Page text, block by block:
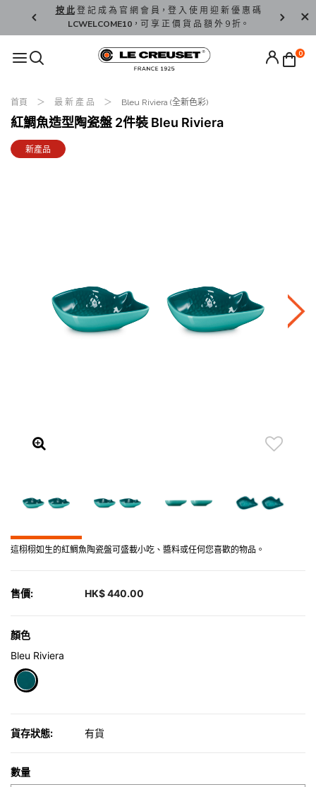
按 此登 記 成 為 官 網 會 員，登 入 使 用 迎 新 優 惠 碼
LCWELCOME10，可 享 正 價 貨 品 額 外 9 折。
香 港 / 澳
0
首頁 最 新 產 品 Bleu Riviera (全新色彩)
紅鯛魚造型陶瓷盤 2件裝 Bleu Riviera
新產品
這栩栩如生的紅鯛魚陶瓷盤可盛載小吃、醬料或任何您喜歡的物品。
售價: HK$ 440.00
顏色
Bleu Riviera
貨存狀態: 有貨
數量